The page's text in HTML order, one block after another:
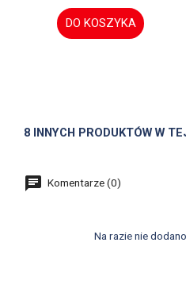
DO KOSZYKA
8 INNYCH PRODUKTÓW W
Komentarze (0)
Na razie nie